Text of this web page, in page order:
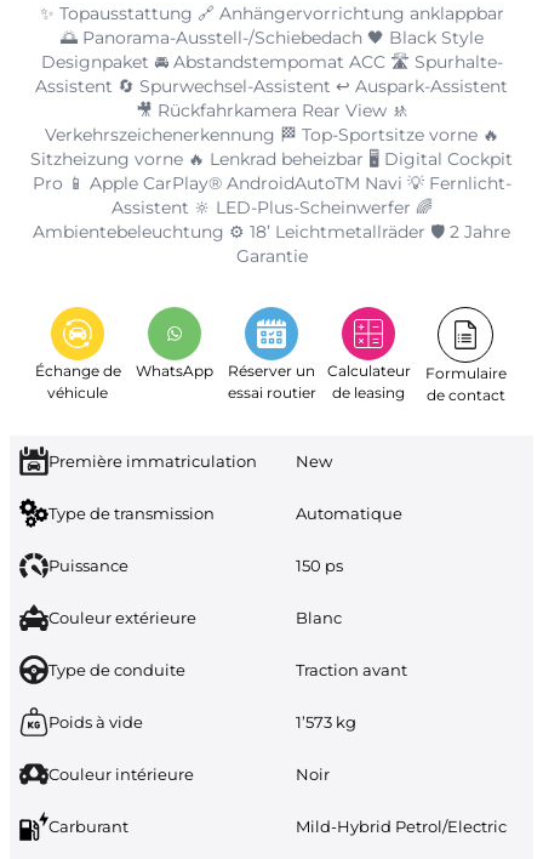
✨ Topausstattung 🔗 Anhängervorrichtung anklappbar
🌅 Panorama-Ausstell-/Schiebedach 🖤 Black Style
Designpaket 🚘 Abstandstempomat ACC 🛣️ Spurhalte-
Assistent 🔄 Spurwechsel-Assistent ↩️ Auspark-Assistent
🎥 Rückfahrkamera Rear View 🚸
Verkehrszeichenerkennung 🏁 Top-Sportsitze vorne 🔥
Sitzheizung vorne 🔥 Lenkrad beheizbar 🖥️ Digital Cockpit
Pro 📱 Apple CarPlay® AndroidAutoTM Navi 💡 Fernlicht-
Assistent 🔆 LED-Plus-Scheinwerfer 🌈
Ambientebeleuchtung ⚙️ 18’ Leichtmetallräder 🛡️ 2 Jahre
Garantie
Échange de
véhicule
WhatsApp
Réserver un
essai routier
Calculateur
de leasing
Formulaire
de contact
Première immatriculation New
Type de transmission Automatique
Puissance 150 ps
Couleur extérieure Blanc
Type de conduite Traction avant
Poids à vide 1’573 kg
Couleur intérieure Noir
Carburant Mild-Hybrid Petrol/Electric